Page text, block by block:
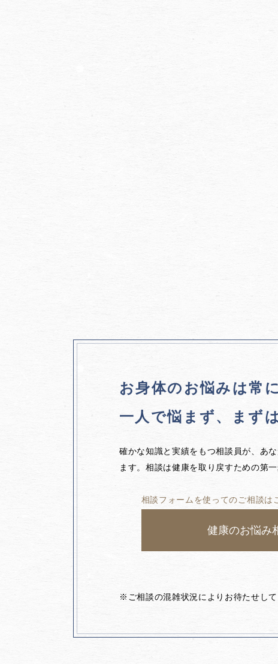
お身体のお悩みは常
一人で悩まず、
まず
確かな知識と実績をもつ相談員が、あ
ます。相談は健康を取り戻すための第
相談フォームを使ってのご相談は
健康のお悩み
※ご相談の混雑状況によりお待たせし